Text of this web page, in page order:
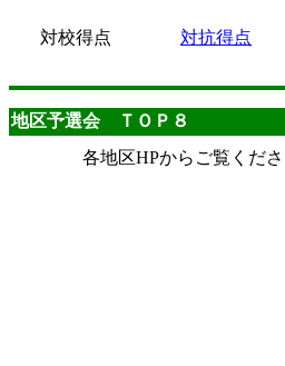
対校得点 対抗得点
地区予選会 ＴＯＰ８
各地区HPからご覧くださ